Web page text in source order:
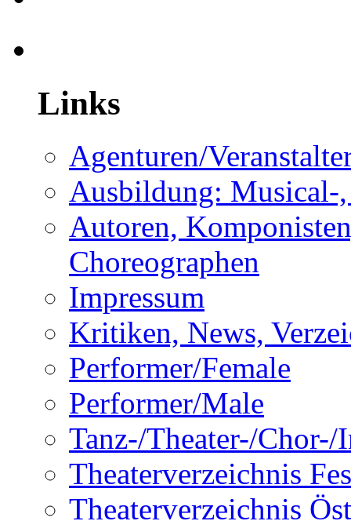
Links
Agenturen/
Ausbildung: Musical-,
Autoren,
Choreographen
Impressum
Kritiken, News,
Performer/Female
Performer/Male
Tanz-/Theater-/Chor-/
Theaterverzeichnis
Theaterverzeichnis